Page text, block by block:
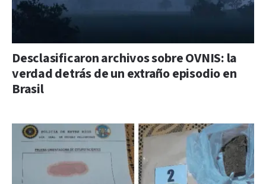
Desclasificaron archivos sobre OVNIS: la
verdad detrás de un extraño episodio en
Brasil